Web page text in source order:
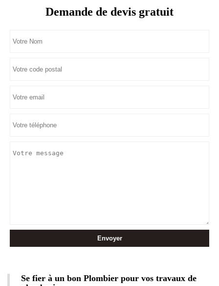
Demande de devis gratuit
Se fier à un bon Plombier pour vos travaux de